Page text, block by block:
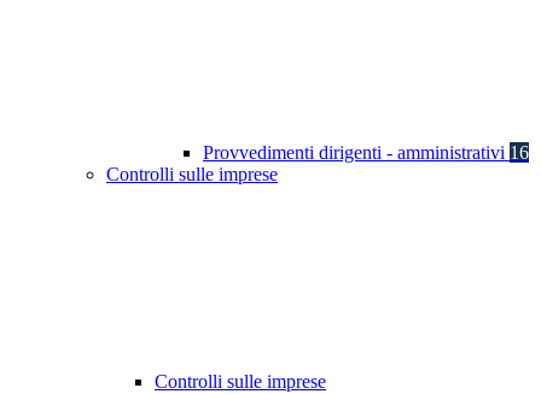
Provvedimenti dirigenti - amministrativi 16
Controlli sulle imprese
Controlli sulle imprese